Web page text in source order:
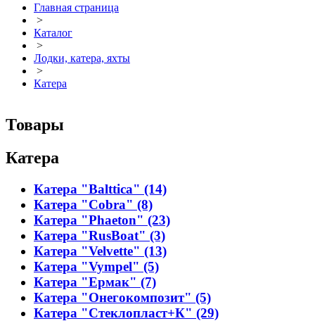
Главная страница
>
Каталог
>
Лодки, катера, яхты
>
Катера
Товары
Катера
Катера "Balttica" (14)
Катера "Cobra" (8)
Катера "Phaeton" (23)
Катера "RusBoat" (3)
Катера "Velvette" (13)
Катера "Vympel" (5)
Катера "Ермак" (7)
Катера "Онегокомпозит" (5)
Катера "Стеклопласт+К" (29)